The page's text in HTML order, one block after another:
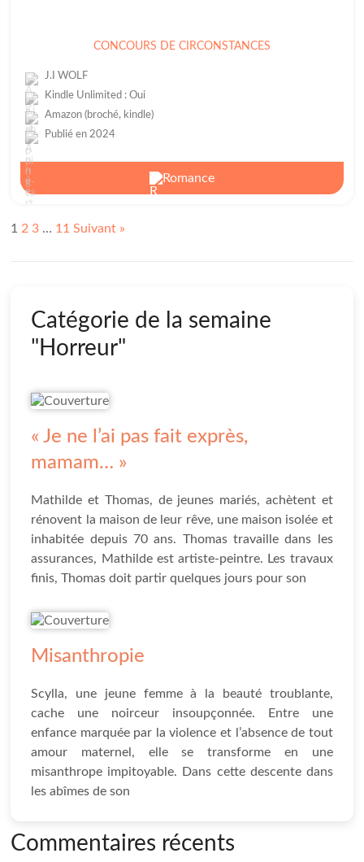
CONCOURS DE CIRCONSTANCES
J.I WOLF
Kindle Unlimited : Oui
Amazon (broché, kindle)
Publié en 2024
Romance
1 2 3 … 11 Suivant »
Catégorie de la semaine
"Horreur"
« Je ne l’ai pas fait exprès,
mamam… »
Mathilde et Thomas, de jeunes mariés, achètent et
rénovent la maison de leur rêve, une maison isolée et
inhabitée depuis 70 ans. Thomas travaille dans les
assurances, Mathilde est artiste-peintre. Les travaux
finis, Thomas doit partir quelques jours pour son
Misanthropie
Scylla, une jeune femme à la beauté troublante,
cache une noirceur insoupçonnée. Entre une
enfance marquée par la violence et l’absence de tout
amour maternel, elle se transforme en une
misanthrope impitoyable. Dans cette descente dans
les abîmes de son
Commentaires récents